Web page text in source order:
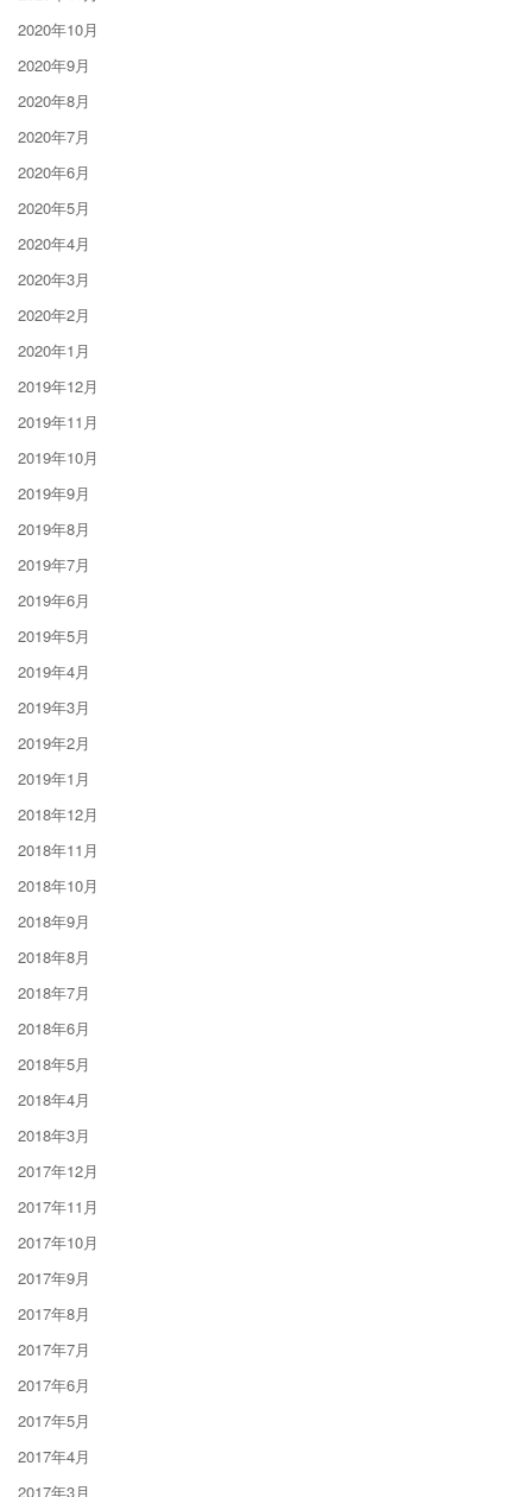
2020年10月
2020年9月
2020年8月
2020年7月
2020年6月
2020年5月
2020年4月
2020年3月
2020年2月
2020年1月
2019年12月
2019年11月
2019年10月
2019年9月
2019年8月
2019年7月
2019年6月
2019年5月
2019年4月
2019年3月
2019年2月
2019年1月
2018年12月
2018年11月
2018年10月
2018年9月
2018年8月
2018年7月
2018年6月
2018年5月
2018年4月
2018年3月
2017年12月
2017年11月
2017年10月
2017年9月
2017年8月
2017年7月
2017年6月
2017年5月
2017年4月
2017年3月